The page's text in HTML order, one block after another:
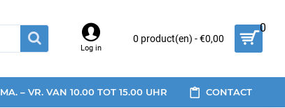
Log in
0 product(en) - €0,00
0
MA. – VR. VAN 10.00 TOT 15.00 UHR CONTACT